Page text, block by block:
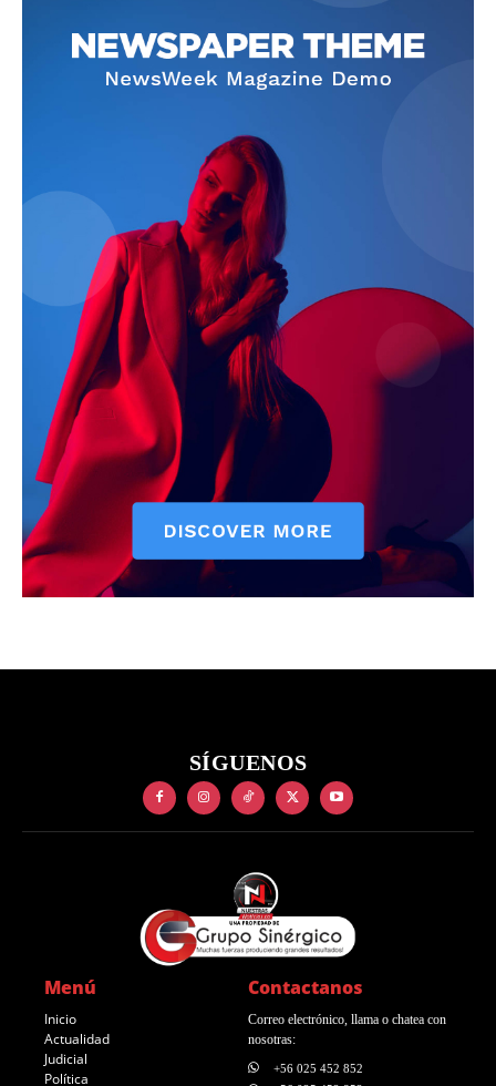
SÍGUENOS
Menú
Inicio
Actualidad
Judicial
Política
Contactanos
Correo electrónico, llama o chatea con
nosotras:
+56 025 452 852